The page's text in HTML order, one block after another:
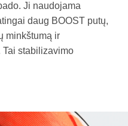
Ji naudojama
daug BOOST putų,
minkštumą ir
Tai stabilizavimo